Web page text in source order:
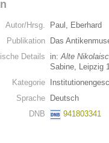
Autor/Hrsg.
Paul, Eberhard
Publikation
Das
Details
in:Alte
Sabine, Leipzig
Kategorie
Sprache
Deutsch
DNB
941803341